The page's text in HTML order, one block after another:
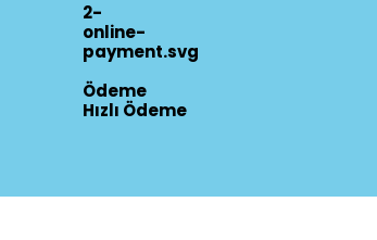
Ödeme
Hızlı Ödeme